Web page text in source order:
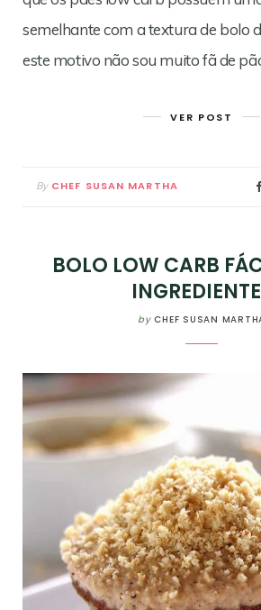
semelhante com a textura de bolo
este motivo não sou muito fã de
VER POST
By CHEF SUSAN MARTHA
BOLO LOW CARB
by CHEF SUSAN